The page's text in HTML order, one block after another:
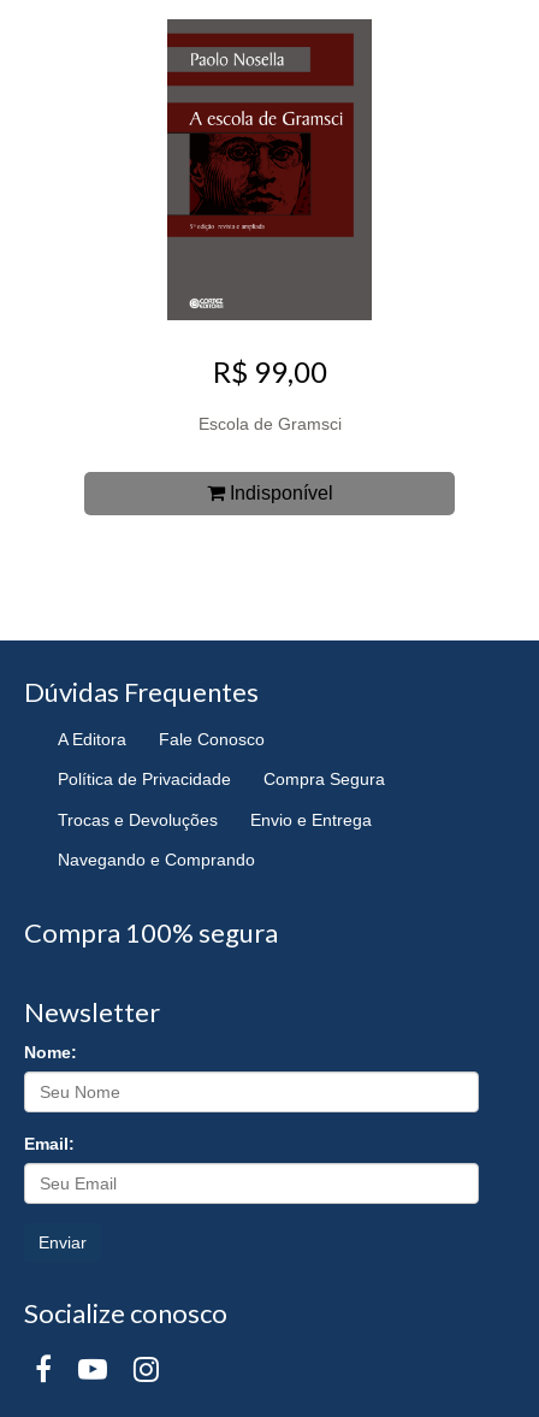
R$ 99,00
Escola de Gramsci
Indisponível
Dúvidas Frequentes
A Editora Fale Conosco
Política de Privacidade Compra Segura
Trocas e Devoluções Envio e Entrega
Navegando e Comprando
Compra 100% segura
Newsletter
Nome:
Email:
Enviar
Socialize conosco